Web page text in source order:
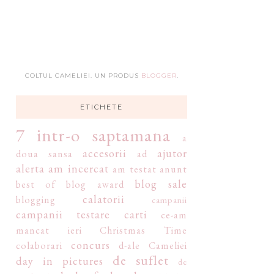
COLTUL CAMELIEI. UN PRODUS BLOGGER.
ETICHETE
7 intr-o saptamana
a
doua sansa
accesorii ad
ajutor
alerta am incercat am testat anunt
best of
blog award blog sale
blogging calatorii campanii
campanii testare carti
ce-am
mancat ieri
Christmas Time
colaborari
concurs d-ale Cameliei
day in pictures de suflet
de